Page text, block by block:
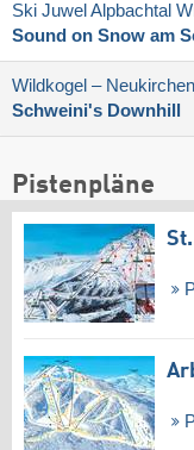
Ski Juwel Alpbachtal
Sound on Snow am
Wildkogel –
Schweini's Downhill
Pistenpläne